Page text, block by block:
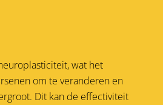
wat het
om te veranderen en
Dit kan de effectiviteit